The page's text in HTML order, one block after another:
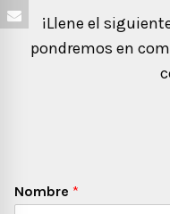
¡Llene el
pondremos en
Nombre *